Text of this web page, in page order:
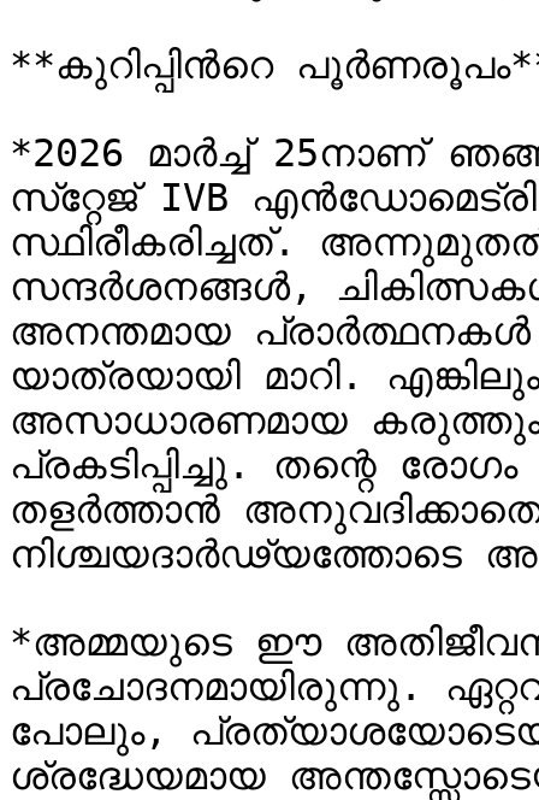
**കുറിപ്പിന്‍റെ
*2026 മാർച്ച് 25നാണ്
സ്‌റ്റേജ് IVB എൻഡോമെട്രിയൽ കാർസിനോമ (കാൻസർ)
സ്ഥിരീകരിച്ചത്.
സന്ദർശനങ്ങൾ,
അനന്തമായ
യാത്രയായി മാറി.
അസാധാരണമായ
പ്രകടിപ്പിച്ചു. തന്റെ
തളർത്താൻ
നിശ്ചയദാർഢ്യത്തോടെ
*അമ്മയുടെ ഈ
പ്രചോദനമായിരുന്നു.
പോലും,
ശ്രദ്ധേയമായ